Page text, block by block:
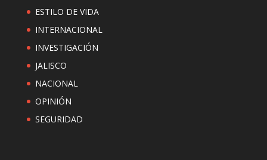
ESTILO DE VIDA
INTERNACIONAL
INVESTIGACIÓN
JALISCO
NACIONAL
OPINIÓN
SEGURIDAD